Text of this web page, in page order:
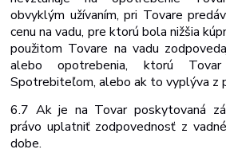
obvyklým užívaním, pri Tovare
cenu na vadu, pre ktorú bola nižšia
použitom Tovare na vadu
alebo opotrebenia, ktorú
Spotrebiteľom, alebo ak to vyplýva z
6.7 Ak je na Tovar poskytovaná
právo uplatniť zodpovednosť z
dobe.